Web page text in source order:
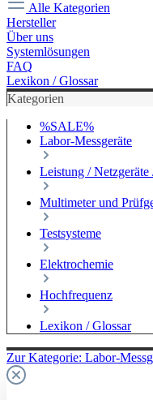
Alle Kategorien
Hersteller
Über uns
Systemlösungen
FAQ
Lexikon / Glossar
Kategorien
%SALE%
Labor-Messgeräte
Leistung / Netzgeräte
Multimeter und
Testsysteme
Elektrochemie
Hochfrequenz
Lexikon / Glossar
Zur Kategorie: Labor-